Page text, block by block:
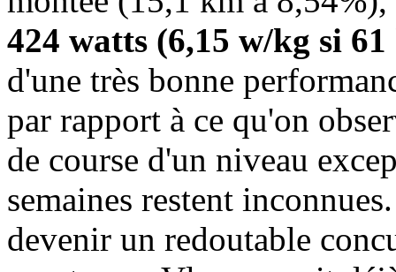
424 watts (6,15 w/kg si
d'une très bonne
par rapport à ce qu'on
de course d'un niveau
semaines restent
devenir un redoutable